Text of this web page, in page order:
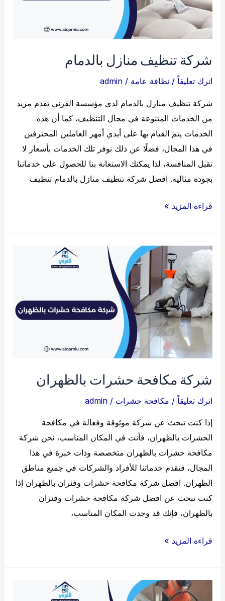
شركة تنظيف منازل بالدمام
اترك تعليقاً / نظافة عامة /
admin
شركة تنظيف منازل بالدمام لدى مؤسسة القرني تقدم مزيد
من الخدمات المتنوعة في مجال التنظيف، كما أن هذه
الخدمات يتم القيام بها على أيدي أمهر العاملين المحترفين
في هذا المجال، فضلًا عن ذلك نوفر تلك الخدمات بأسعار لا
تقبل المنافسة، لذا يمكنك الاستعانة بنا للحصول على خدماتنا
بجودة مثالية. افضل شركة تنظيف منازل بالدمام تنظيف
شركة
بالدمام
قراءة المزيد »
شركة مكافحة حشرات بالظهران
اترك تعليقاً / مكافحة حشرات /
admin
إذا كنت تبحث عن شركة موثوقة وفعالة في مكافحة
الحشرات بالظهران، فأنت في المكان المناسب، نحن شركة
مكافحة حشرات بالظهران متخصصة وذات خبرة في هذا
المجال، فنقدم خدماتنا للأفراد والشركات في جميع مناطق
الظهران. افضل شركة مكافحة حشرات وفئران بالظهران إذا
كنت تبحث عن افضل شركة مكافحة حشرات وفئران
بالظهران، فإنك قد وجدت المكان المناسب،
شركة
بالظهران
قراءة المزيد »